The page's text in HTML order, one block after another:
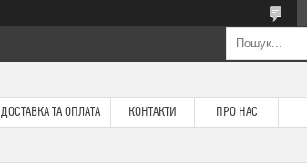
ДОСТАВКА ТА ОПЛАТА КОНТАКТИ ПРО НАС